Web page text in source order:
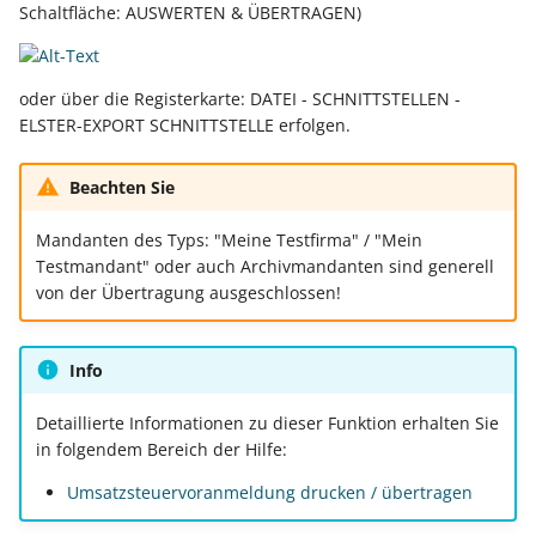
Schaltfläche: AUSWERTEN & ÜBERTRAGEN)
oder über die Registerkarte: DATEI - SCHNITTSTELLEN -
ELSTER-EXPORT SCHNITTSTELLE erfolgen.
Beachten Sie
Mandanten des Typs: "Meine Testfirma" / "Mein
Testmandant" oder auch Archivmandanten sind generell
von der Übertragung ausgeschlossen!
Info
Detaillierte Informationen zu dieser Funktion erhalten Sie
in folgendem Bereich der Hilfe:
Umsatzsteuervoranmeldung drucken / übertragen
Kundenreferenz im
Zahlungsverkehr
Österreich
Eigene Abläufe
Gestaltung von
Eingabemasken
Kellnerschloss
Artikelvarianten: Artikel
Streckengeschäft
Unterstützung allgemein
Freie Datenbank-
Tabellen
Auswertungen -
Verschiedene Werte
§ 25a
GKV-Monatsmeldung
Betriebsaufgabe
(Insolvenzverfahren)
GPSR -
eBay-
nutzen
Buchungssatzerstellung in
der Kasse
Skontovorgaben
Funktionen im
Kassenbondruck
Regeln
Kassenstand prüfen
Österreich:
Registrierkassenpflicht
und
(RKSV)